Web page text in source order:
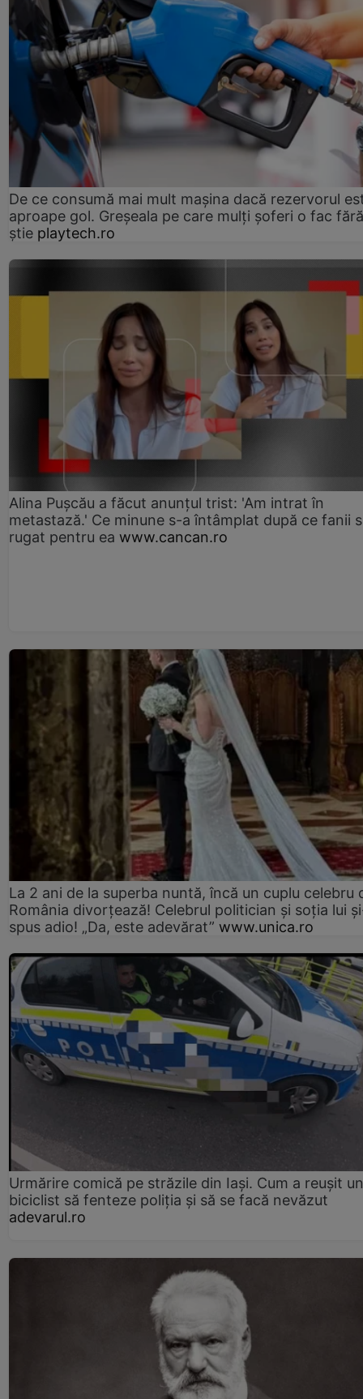
De ce consumă mai mult mașina dacă rezervorul
aproape gol. Greșeala pe care mulți șoferi o fac
știe playtech.ro
Alina Pușcău a făcut anunțul trist: 'Am intrat în
metastază.' Ce minune s-a întâmplat după ce fanii
rugat pentru ea www.cancan.ro
La 2 ani de la superba nuntă, încă un cuplu celebru
România divorțează! Celebrul politician și soția lui
spus adio! „Da, este adevărat” www.unica.ro
Urmărire comică pe străzile din Iași. Cum a reușit un
biciclist să fenteze poliția și să se facă nevăzut
adevarul.ro